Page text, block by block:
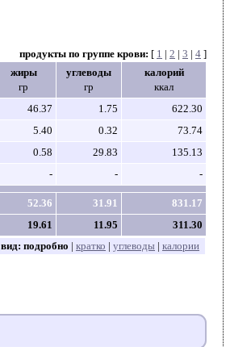
продукты по группе крови: [ 1 | 2 | 3 | 4 ]
жиры
гр
углеводы
гр
калорий
ккал
46.37 1.75
622.30
5.40 0.32
73.74
0.58 29.83
135.13
- - -
52.36 31.91
831.17
19.61 11.95
311.30
вид: подробно | кратко | углеводы | калории